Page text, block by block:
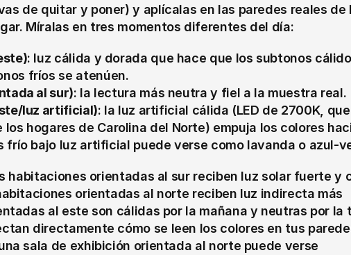
de quitar y poner) y aplícalas en las paredes reales de
Míralas en tres momentos diferentes del día:
: luz cálida y dorada que hace que los subtonos
fríos se atenúen.
al sur): la lectura más neutra y fiel a la muestra real.
luz artificial): la luz artificial cálida (LED de 2700K,
hogares de Carolina del Norte) empuja los colores
frío bajo luz artificial puede verse como lavanda o azul-
habitaciones orientadas al sur reciben luz solar fuerte y
orientadas al norte reciben luz indirecta más
al este son cálidas por la mañana y neutras por la
directamente cómo se leen los colores en tus
sala de exhibición orientada al norte puede verse